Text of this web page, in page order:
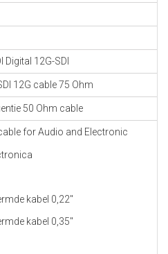
Digital 12G-SDI
12G cable 75 Ohm
50 Ohm cable
for Audio and Electronic
kabel 0,22"
kabel 0,35"